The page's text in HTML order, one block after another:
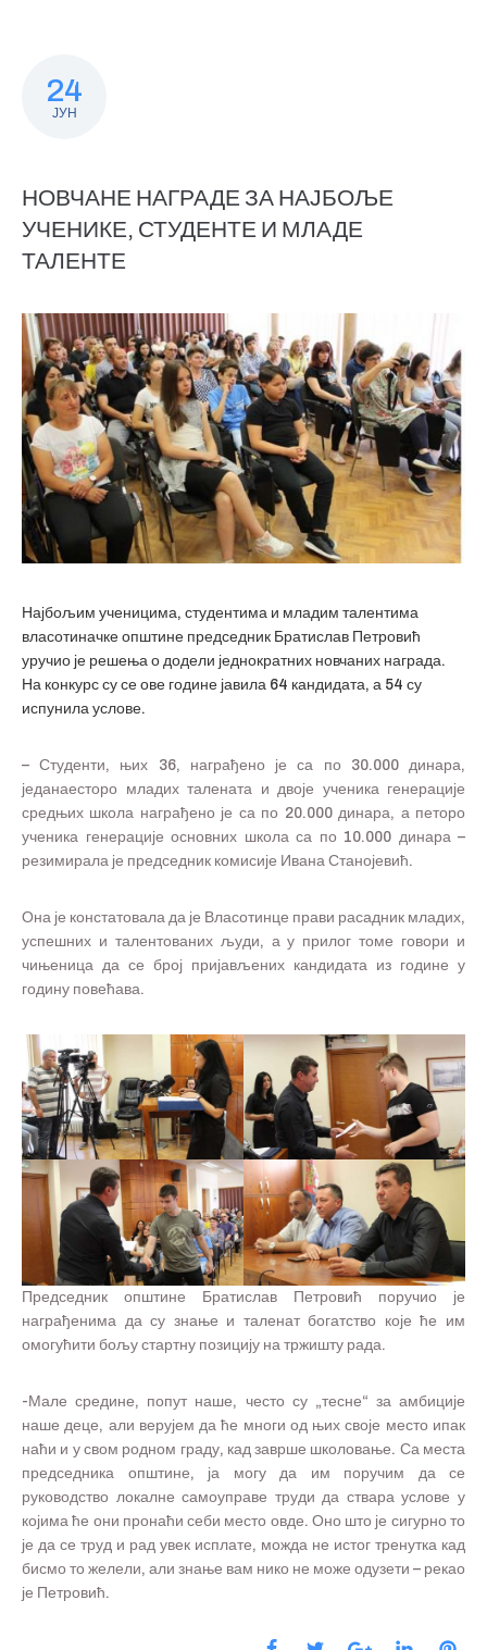
24
ЈУН
НОВЧАНЕ НАГРАДЕ ЗА НАЈБОЉЕ
УЧЕНИКЕ, СТУДЕНТЕ И МЛАДЕ
ТАЛЕНТЕ
Најбољим ученицима, студентима и младим талентима
власотиначке општине председник Братислав Петровић
уручио је решења о додели једнократних новчаних награда.
На конкурс су се ове године јавила 64 кандидата, а 54 су
испунила услове.
– Студенти, њих 36, награђено је са по 30.000 динара,
једанаесторо младих талената и двоје ученика генерације
средњих школа награђено је са по 20.000 динара, а петоро
ученика генерације основних школа са по 10.000 динара –
резимирала је председник комисије Ивана Станојевић.
Она је констатовала да је Власотинце прави расадник младих,
успешних и талентованих људи, а у прилог томе говори и
чињеница да се број пријављених кандидата из године у
годину повећава.
Председник општине Братислав Петровић поручио је
награђенима да су знање и таленат богатство које ће им
омогућити бољу стартну позицију на тржишту рада.
-Мале средине, попут наше, често су „тесне“ за амбиције
наше деце, али верујем да ће многи од њих своје место ипак
наћи и у свом родном граду, кад заврше школовање. Са места
председника општине, ја могу да им поручим да се
руководство локалне самоуправе труди да ствара услове у
којима ће они пронаћи себи место овде. Оно што је сигурно то
је да се труд и рад увек исплате, можда не истог тренутка кад
бисмо то желели, али знање вам нико не може одузети – рекао
је Петровић.